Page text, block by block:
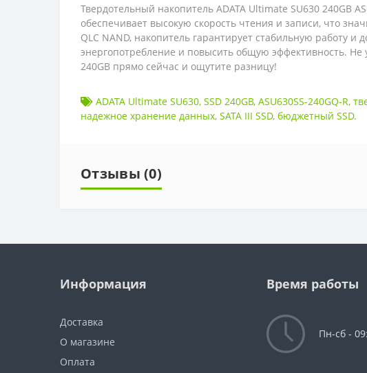
Твердотельный накопитель ADATA Ultimate SU630 240GB
обеспечивает высокую скорость чтения и записи, что
QLC NAND, накопитель гарантирует стабильную работу
энергопотребление и повысить общую эффективность. Не
240GB прямо сейчас и ощутите разницу!
ADATA Ultimate SU630, SSD 240GB, ASU630SS-240GQ-R,
надежное хранение данных, SATA III SSD, бюджетный SSD.
Отзывы (0)
Информация
Доставка
О магазине
Оплата
Время работы
Пн-сб -